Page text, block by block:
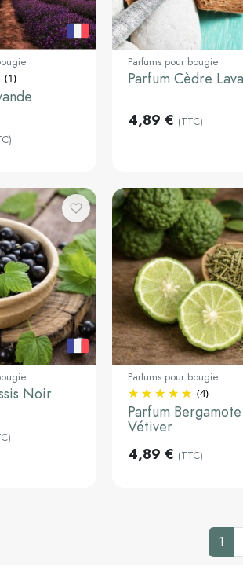
(1) 30ml
Ajouter au
Parfums pour bougie
Parfum Cèdre
4,89 € (TTC)
Ajouter au
Noir 30ml
Parfums pour bougie
(4)
Parfum Bergamote
Vétiver
4,89 € (TTC)
1